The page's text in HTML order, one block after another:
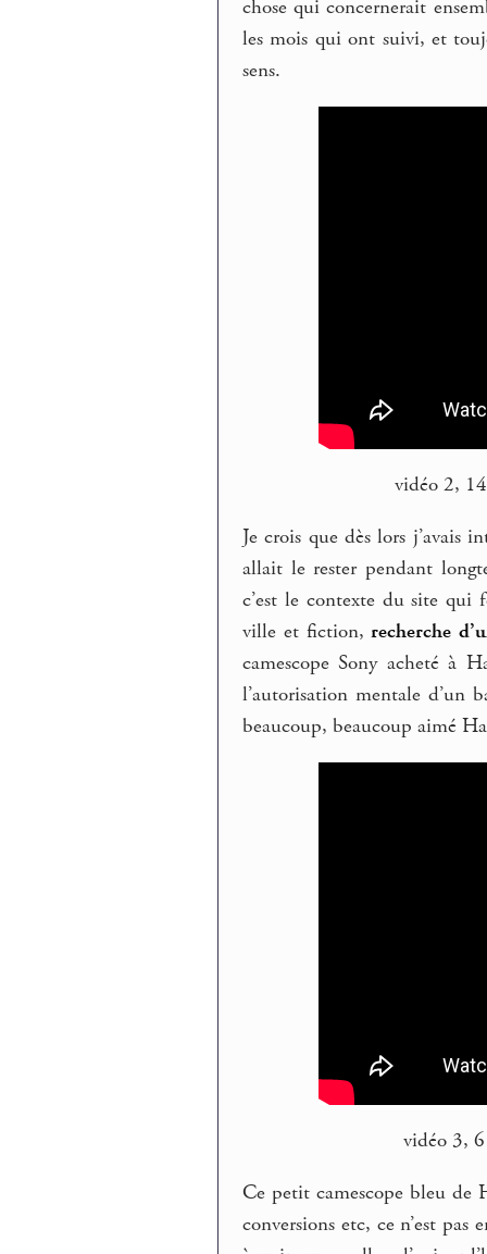
chose qui concernerait
les mois qui ont suivi, et
sens.
vidéo 2,
Je crois que dès lors
allait le rester pendant
c’est le contexte du site qui
ville et fiction,recherche
camescope Sony acheté à
l’autorisation mentale d’un
beaucoup, beaucoup aimé
vidéo 3,
Ce petit camescope bleu de
conversions etc, ce n’est pas